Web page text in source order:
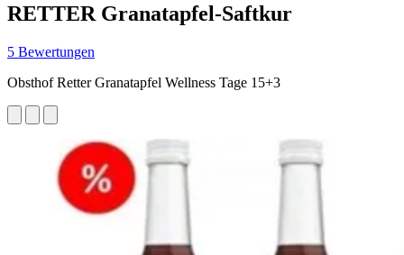
RETTER Granatapfel-Saftkur
5 Bewertungen
Obsthof Retter Granatapfel Wellness Tage 15+3